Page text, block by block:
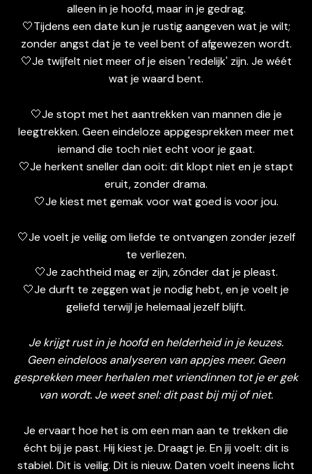
alleen in je hoofd, maar in je gedrag.
🤍Tijdens een date kun je rustig aangeven wat je wilt;
zonder angst dat je te veel bent of afgewezen wordt.
🤍Je twijfelt niet meer of je eisen 'redelijk' zijn. Je wéét
wat je waard bent.
🤍Je stopt met het aantrekken van mannen die je
leegtrekken. Geen eindeloze appgesprekken meer met
iemand die toch niet echt voor je gaat.
🤍Je herkent sneller dan ooit: dit klopt niet en je stapt
eruit, zonder drama.
🤍Je kiest met gemak voor wat goed is voor jou.
🤍Je voelt je veilig om liefde te ontvangen zonder jezelf
te verliezen.
🤍Je zachtheid mag er zijn, zónder dat je pleast.
🤍Je durft te zeggen wat je nodig hebt, en je voelt je
geliefd terwijl je helemaal jezelf blijft.
Je krijgt rust in je hoofd en helderheid in je keuzes.
Geen eindeloos analyseren van appjes meer. Geen
gesprekken meer herhalen met vriendinnen tot je er gek
van wordt. Je weet snel: dit past bij mij of niet.
Je ervaart hoe het is om een man aan te trekken die
écht bij je past. Hij kiest je. Draagt je. En jij voelt: dit is
stabiel. Dit is veilig. Dit is nieuw. Daten voelt ineens licht